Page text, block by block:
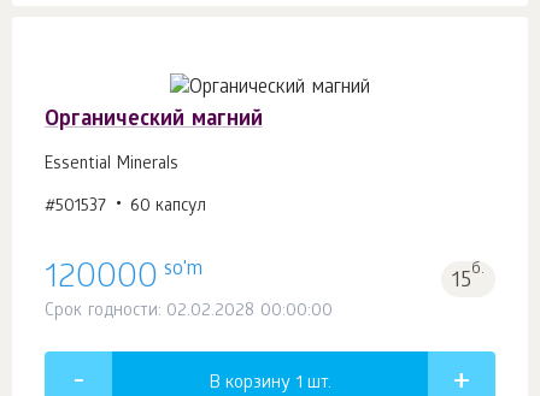
Органический магний
Essential Minerals
#501537 60 капсул
120000 so'm 15б.
Срок годности: 02.02.2028 00:00:00
В корзину 1 шт.